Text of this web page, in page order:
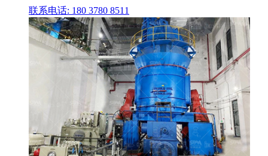
联系电话: 180 3780 8511